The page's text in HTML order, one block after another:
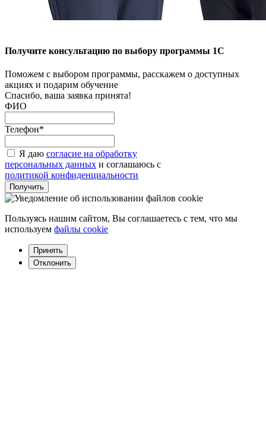
Получите консультацию по выбору программы 1С
Поможем с выбором программы, расскажем о доступных
акциях и подарим обучение
Спасибо, ваша заявка принята!
ФИО
Телефон*
Я даю согласие на обработку
персональных данных и соглашаюсь с
политикой конфиденциальности
Пользуясь нашим сайтом, Вы соглашаетесь с тем, что мы
используем файлы cookie
Принять
Отклонить